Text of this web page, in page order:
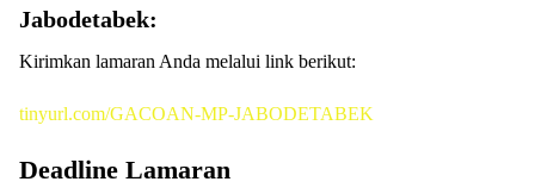
Jabodetabek:
Kirimkan lamaran Anda melalui link berikut:
tinyurl.com/GACOAN-MP-JABODETABEK
Deadline Lamaran